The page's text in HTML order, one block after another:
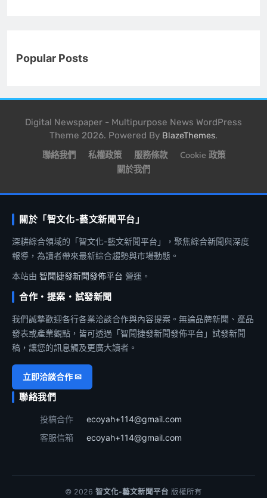
Popular Posts
Digital Newspaper - Multipurpose News WordPress
Theme 2026. Powered By BlazeThemes.
聯絡我們 私權政策 服務條款
Cookie 政策
關於我們
關於「智文化-藝文新聞平台」
深耕綜合領域的「智文化-藝文新聞平台」，聚焦綜合新聞與深度
報導，為讀者帶來最新綜合趨勢與市場動態。
本站由 智聞捷發新聞發佈平台 營運。
合作・提案・試發新聞
我們誠摯歡迎各行各業洽談合作與內容提案。無論品牌新聞、產品
發表或產業觀點，皆可透過「智聞捷發新聞發佈平台」試發新聞
稿，讓您的訊息觸及更廣大讀者。
立即洽談合作 ✉
聯絡我們
投稿合作
ecoyah+114@gmail.com
客服信箱
ecoyah+114@gmail.com
© 2026 智文化-藝文新聞平台 版權所有